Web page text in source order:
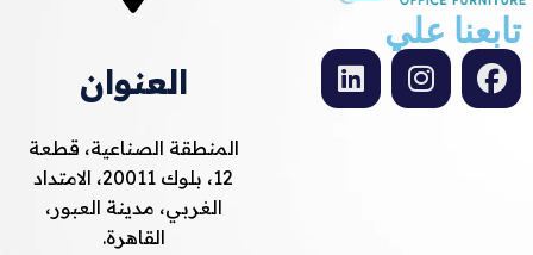
تابعنا علي
العنوان
المنطقة الصناعية، قطعة
12، بلوك 20011، الامتداد
الغربي، مدينة العبور،
القاهرة.